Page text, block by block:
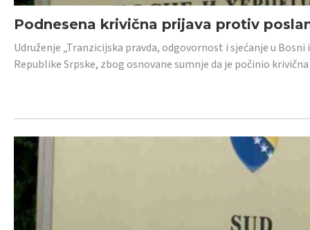
Podnesena krivična prijava protiv
Udruženje „Tranzicijska pravda, odgovornost i sjećanje u
Republike Srpske, zbog osnovane sumnje da je počinio